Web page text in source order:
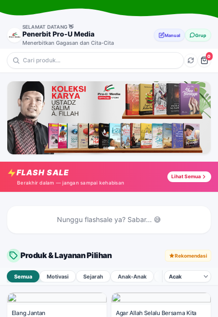
SELAMAT DATANG 👋
Penerbit Pro-U Media
Menerbitkan Gagasan dan Cita-Cita
Manual Grup
0
💎 Motivasi 🔥 Sejarah ⭐ Anak-Anak
🎁 Pernikahan & Keluarga
The Amazing Rasulullah Tap →
Elang Jantan Tap →
FLASH SALE
Berakhir dalam — jangan sampai kehabisan
Lihat Semua
Nunggu flashsale ya? Sabar... 😅
Produk & Layanan Pilihan Rekomendasi
Semua Motivasi Sejarah Anak-Anak Pernikahan &
Elang Jantan Agar Allah Selalu Bersama Kita